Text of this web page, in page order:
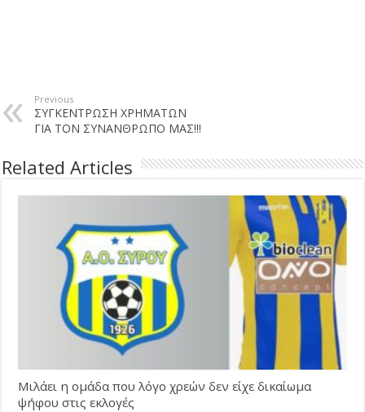
Previous
ΣΥΓΚΕΝΤΡΩΣΗ ΧΡΗΜΑΤΩΝ
ΓΙΑ ΤΟΝ ΣΥΝΑΝΘΡΩΠΟ ΜΑΣ!!!
Related Articles
Μιλάει η ομάδα που λόγο χρεών δεν είχε δικαίωμα
ψήφου στις εκλογές